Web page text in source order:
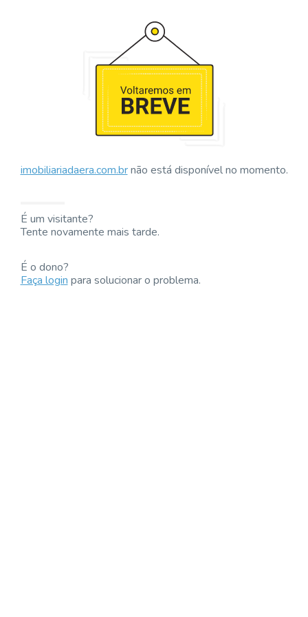
imobiliariadaera.com.brnão está disponível no momento.
É um visitante?
Tente novamente mais tarde.
É o dono?
Faça loginpara solucionar o problema.